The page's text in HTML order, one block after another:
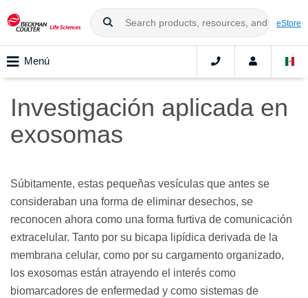
eStore
Menú
Investigación aplicada en
exosomas
Súbitamente, estas pequeñas vesículas que antes se
consideraban una forma de eliminar desechos, se
reconocen ahora como una forma furtiva de comunicación
extracelular. Tanto por su bicapa lipídica derivada de la
membrana celular, como por su cargamento organizado,
los exosomas están atrayendo el interés como
biomarcadores de enfermedad y como sistemas de